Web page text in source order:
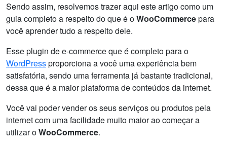
Sendo assim, resolvemos trazer aqui este artigo como um
guia completo a respeito do que é oWooCommercepara
você aprender tudo a respeito dele.
Esse plugin de e-commerce que é completo para o
WordPressproporciona a você uma experiência bem
satisfatória, sendo uma ferramenta já bastante tradicional,
dessa que é a maior plataforma de conteúdos da internet.
Você vai poder vender os seus serviços ou produtos pela
internet com uma facilidade muito maior ao começar a
utilizar oWooCommerce.